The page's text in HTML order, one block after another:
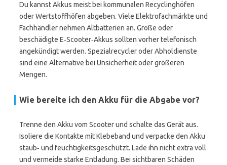
Du kannst Akkus meist bei kommunalen Recyclinghöfen
oder Wertstoffhöfen abgeben. Viele Elektrofachmärkte und
Fachhändler nehmen Altbatterien an. Große oder
beschädigte E‑Scooter‑Akkus sollten vorher telefonisch
angekündigt werden. Spezialrecycler oder Abholdienste
sind eine Alternative bei Unsicherheit oder größeren
Mengen.
Wie bereite ich den Akku für die Abgabe vor?
Trenne den Akku vom Scooter und schalte das Gerät aus.
Isoliere die Kontakte mit Klebeband und verpacke den Akku
staub‑ und feuchtigkeitsgeschützt. Lade ihn nicht extra voll
und vermeide starke Entladung. Bei sichtbaren Schäden